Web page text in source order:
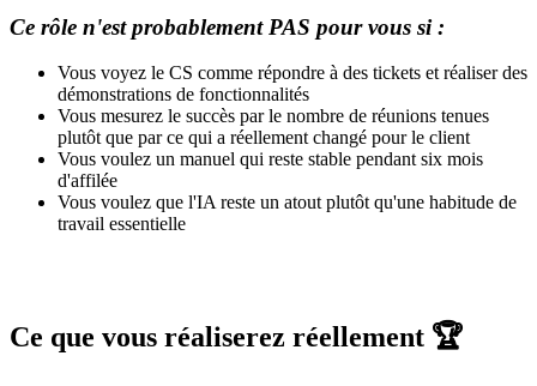
Ce rôle n'est probablement PAS pour vous si :
Vous voyez le CS comme répondre à des tickets et réaliser des
démonstrations de fonctionnalités
Vous mesurez le succès par le nombre de réunions tenues
plutôt que par ce qui a réellement changé pour le client
Vous voulez un manuel qui reste stable pendant six mois
d'affilée
Vous voulez que l'IA reste un atout plutôt qu'une habitude de
travail essentielle
Ce que vous réaliserez réellement 🏆